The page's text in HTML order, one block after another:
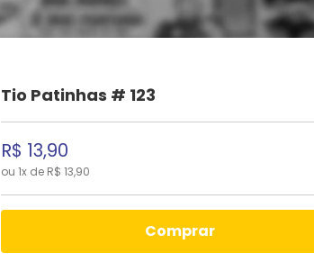
Tio Patinhas # 123
R$ 13,90
ou 1x de R$ 13,90
comprar